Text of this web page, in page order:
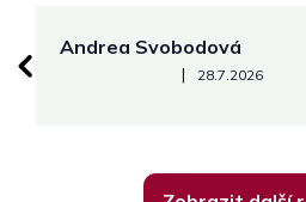
Andrea Svobodová
Hodnocení obchodu je 5 z 5
| 28.7.2026